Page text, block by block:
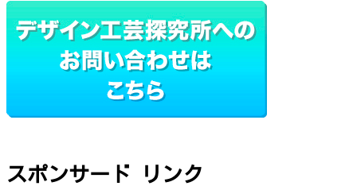
スポンサード リンク